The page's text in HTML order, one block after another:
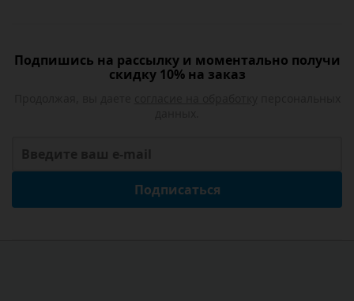
Подпишись на рассылку и моментально получи
скидку 10% на заказ
Подписаться